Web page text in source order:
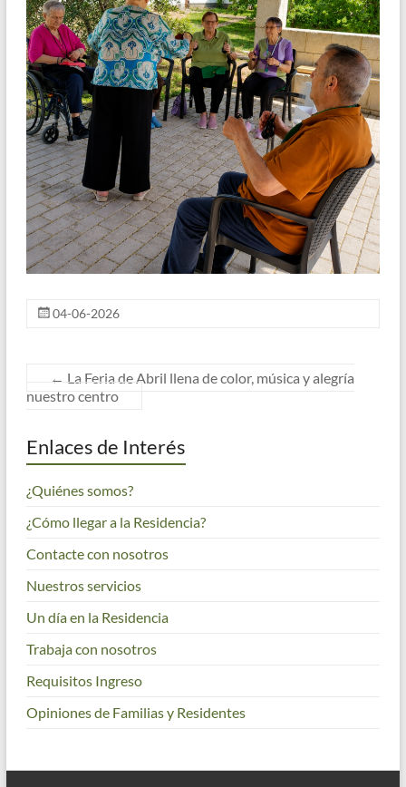
04-06-2026
← La Feria de Abril llena de color, música y alegría
nuestro centro
Enlaces de Interés
¿Quiénes somos?
¿Cómo llegar a la Residencia?
Contacte con nosotros
Nuestros servicios
Un día en la Residencia
Trabaja con nosotros
Requisitos Ingreso
Opiniones de Familias y Residentes